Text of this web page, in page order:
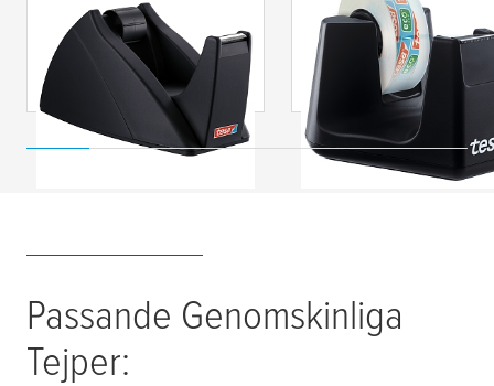
tesa® Easy Cut
Bordshållare
tesa® Easy Cut
Bordshållare SMART
Passande Genomskinliga
Tejper: